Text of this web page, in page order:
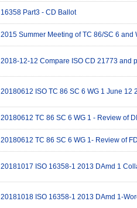
16358 Part3 - CD Ballot
2015 Summer Meeting of TC 86/SC 6 and
2018-12-12 Compare ISO CD 21773 and
20180612 ISO TC 86 SC 6 WG 1 June 12
20180612 TC 86 SC 6 WG 1 - Review of
20180612 TC 86 SC 6 WG 1- Review of
20181017 ISO 16358-1 2013 DAmd 1
20181018 ISO 16358-1 2013 DAmd 1-